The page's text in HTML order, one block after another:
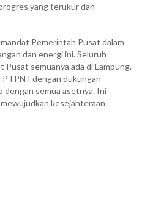
yang terukur dan
Pemerintah Pusat dalam
dan energi ini. Seluruh
Pusat semuanya ada di Lampung.
PTPN I dengan dukungan
dengan semua asetnya. Ini
kesejahteraan